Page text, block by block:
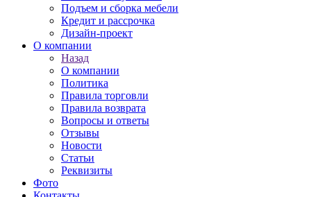
Подъем и сборка мебели
Кредит и рассрочка
Дизайн-проект
О компании
Назад
О компании
Политика
Правила торговли
Правила возврата
Вопросы и ответы
Отзывы
Новости
Статьи
Реквизиты
Фото